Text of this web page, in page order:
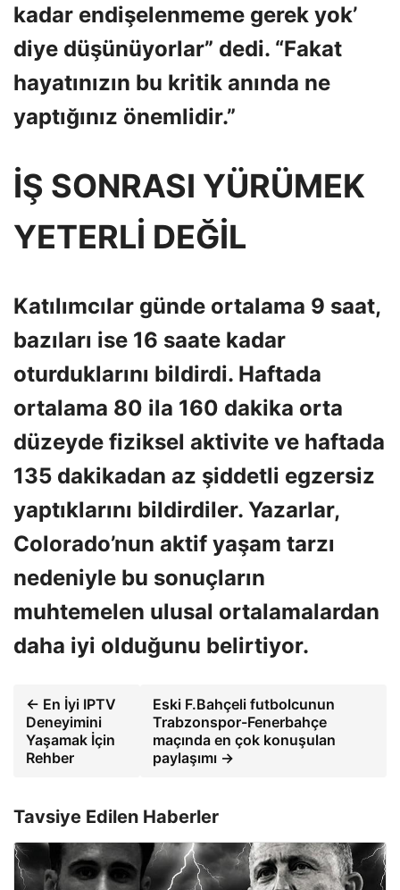
kadar endişelenmeme gerek yok’
diye düşünüyorlar” dedi. “Fakat
hayatınızın bu kritik anında ne
yaptığınız önemlidir.”
İŞ SONRASI YÜRÜMEK
YETERLİ DEĞİL
Katılımcılar günde ortalama 9 saat,
bazıları ise 16 saate kadar
oturduklarını bildirdi. Haftada
ortalama 80 ila 160 dakika orta
düzeyde fiziksel aktivite ve haftada
135 dakikadan az şiddetli egzersiz
yaptıklarını bildirdiler. Yazarlar,
Colorado’nun aktif yaşam tarzı
nedeniyle bu sonuçların
muhtemelen ulusal ortalamalardan
daha iyi olduğunu belirtiyor.
← En İyi IPTV
Deneyimini
Yaşamak İçin
Rehber
Eski F.Bahçeli futbolcunun
Trabzonspor-Fenerbahçe
maçında en çok konuşulan
paylaşımı →
Tavsiye Edilen Haberler